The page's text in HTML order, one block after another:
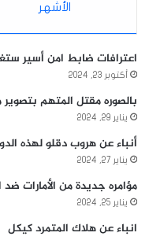
الأشهر
اعترافات ضابط امن أسير
أكتوبر 23, 2024
بالصوره مقتل المتهم
يناير 29, 2024
أنباء عن هروب دقلو لهذه
يناير 27, 2024
مؤامره جديدة من الأمارات
يناير 25, 2024
انباء عن هلاك المتمرد كيكل